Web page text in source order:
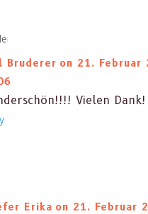
Bruderer on 21. Februar
Vie­len Dank!
Erika on 21. Februar